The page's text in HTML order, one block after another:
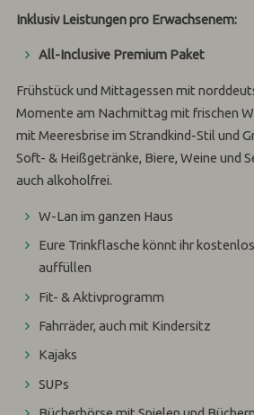
Inklusiv Leistungen pro Erwachsenem:
All-Inclusive Premium Paket
Frühstück und Mittagessen mit
Momente am Nachmittag mit frischen
mit Meeresbrise im Strandkind-Stil und
Soft- & Heißgetränke, Biere, Weine und
auch alkoholfrei.
W-Lan im ganzen Haus
Eure Trinkflasche könnt ihr
auffüllen
Fit- & Aktivprogramm
Fahrräder, auch mit Kindersitz
Kajaks
SUPs